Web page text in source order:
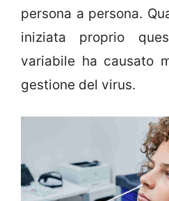
persona a persona.
iniziata proprio
variabile ha causato
gestione del virus.